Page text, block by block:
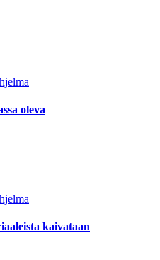
oleva
kaivataan